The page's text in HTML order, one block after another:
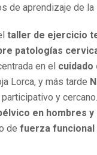
de aprendizaje de
taller de ejercicio
patologías
en el cuidado
Lorca, y más tarde
y
en hombres
defuerza funcional